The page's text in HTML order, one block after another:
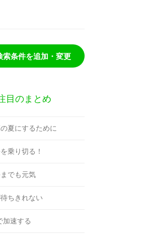
索条件を追加・変更
目のまとめ
夏にするために
乗り切る！
でも元気
ちきれない
加速する